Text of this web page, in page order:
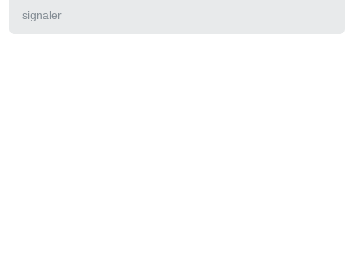
signaler